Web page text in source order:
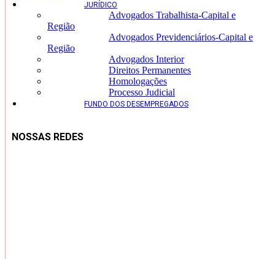
JURÍDICO
Advogados Trabalhista-Capital e
Região
Advogados Previdenciários-Capital e
Região
Advogados Interior
Direitos Permanentes
Homologações
Processo Judicial
FUNDO DOS DESEMPREGADOS
NOSSAS REDES